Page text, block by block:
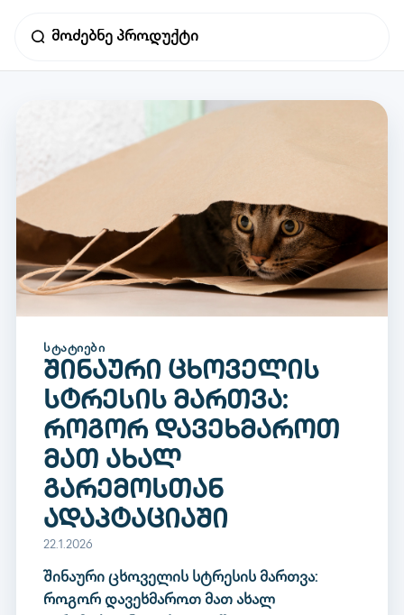
ᲡᲢᲐᲢᲘᲔᲑᲘ
შინაური ცხოველის
სტრესის მართვა:
როგორ დავეხმაროთ
მათ ახალ
გარემოსთან
ადაპტაციაში
22.1.2026
შინაური ცხოველის სტრესის მართვა:
როგორ დავეხმაროთ მათ ახალ